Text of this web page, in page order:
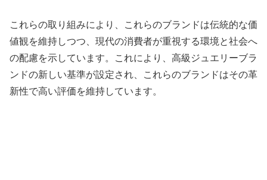
これらの取り組みにより、これらのブランドは伝統的な価
値観を維持しつつ、現代の消費者が重視する環境と社会へ
の配慮を示しています。これにより、高級ジュエリーブラ
ンドの新しい基準が設定され、これらのブランドはその革
新性で高い評価を維持しています。